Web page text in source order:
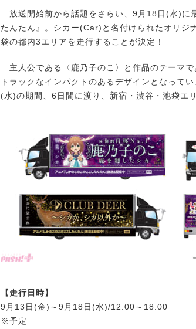
放送開始前から話題をさらい、9月18日(水)に
たんたん』。シカー(Car)と名付けられたオリジ
袋の都内3エリアを走行することが決定！
主人公である〈鹿乃子のこ〉と作品のテーマ
トラックなインパクトのあるデザインとなって
(水)の期間、6日間に渡り、新宿・渋谷・池袋エ
【走行日時】
9月13日(金)～9月18日(水)/12:00～18:00
※予定